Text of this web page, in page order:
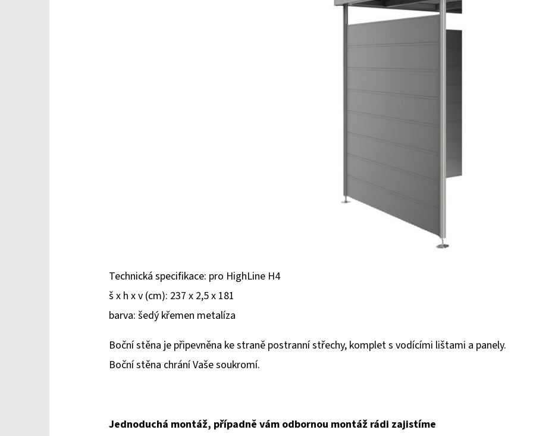
Technická specifikace: pro HighLine H4
š x h x v (cm): 237 x 2,5 x 181
barva: šedý křemen metalíza
Boční stěna je připevněna ke straně postranní střechy, komplet s vodícími lištami a panely.
Boční stěna chrání Vaše soukromí.
Jednoduchá montáž, případně vám odbornou montáž rádi zajistíme